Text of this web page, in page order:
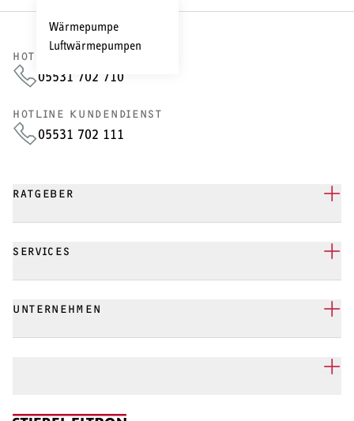
Wärmepumpe
Luftwärmepumpen
HOTLINE VERTRIEB
05531 702 710
HOTLINE KUNDENDIENST
05531 702 111
RATGEBER
SERVICES
UNTERNEHMEN